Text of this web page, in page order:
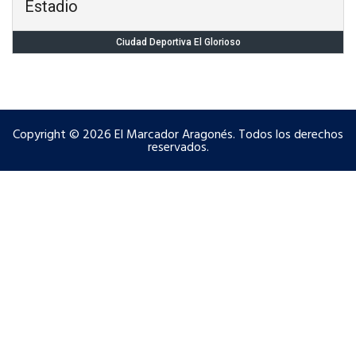
Estadio
Ciudad Deportiva El Glorioso
Copyright © 2026 El Marcador Aragonés. Todos los derechos
reservados.